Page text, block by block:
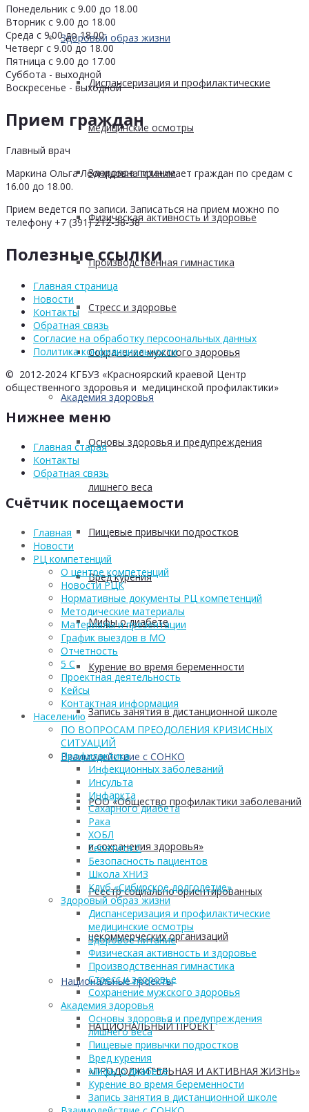
Здоровый образ жизни
Диспансеризация и профилактические
медицинские осмотры
Здоровое питание
Физическая активность и здоровье
Производственная гимнастика
Стресс и здоровье
Сохранение мужского здоровья
Академия здоровья
Основы здоровья и предупреждения
лишнего веса
Пищевые привычки подростков
Вред курения
Мифы о диабете
Курение во время беременности
Запись занятия в дистанционной школе
Взаимодействие с СОНКО
РОО «Общество профилактики заболеваний
и сохранения здоровья»
Реестр социально ориентированных
некоммерческих организаций
Национальные проекты
НАЦИОНАЛЬНЫЙ ПРОЕКТ
«ПРОДОЛЖИТЕЛЬНАЯ И АКТИВНАЯ ЖИЗНЬ»
Понедельник с 9.00 до 18.00
Вторник с 9.00 до 18.00
Среда с 9.00 до 18.00
Четверг с 9.00 до 18.00
Пятница с 9.00 до 17.00
Суббота - выходной
Воскресенье - выходной
Прием граждан
Главный врач
Маркина Ольга Леонидовна принимает граждан по средам с
16.00 до 18.00.
Прием ведется по записи. Записаться на прием можно по
телефону +7 (391) 212-38-38
Полезные ссылки
Главная страница
Новости
Контакты
Обратная связь
Согласие на обработку персоональных данных
Политика конфидициальности
© 2012-2024 КГБУЗ «Красноярский краевой Центр
общественного здоровья и медицинской профилактики»
Нижнее меню
Главная старая
Контакты
Обратная связь
Счётчик посещаемости
Главная
Новости
РЦ компетенций
О центре компетенций
Новости РЦК
Нормативные документы РЦ компетенций
Методические материалы
Материалы и презентации
График выездов в МО
Отчетность
5 С
Проектная деятельность
Кейсы
Контактная информация
Населению
ПО ВОПРОСАМ ПРЕОДОЛЕНИЯ КРИЗИСНЫХ
СИТУАЦИЙ
Профилактика
Инфекционных заболеваний
Инсульта
Инфаркта
Сахарного диабета
Рака
ХОБЛ
Гепатита С
Безопасность пациентов
Школа ХНИЗ
Клуб «Сибирское долголетие»
Здоровый образ жизни
Диспансеризация и профилактические
медицинские осмотры
Здоровое питание
Физическая активность и здоровье
Производственная гимнастика
Стресс и здоровье
Сохранение мужского здоровья
Академия здоровья
Основы здоровья и предупреждения
лишнего веса
Пищевые привычки подростков
Вред курения
Мифы о диабете
Курение во время беременности
Запись занятия в дистанционной школе